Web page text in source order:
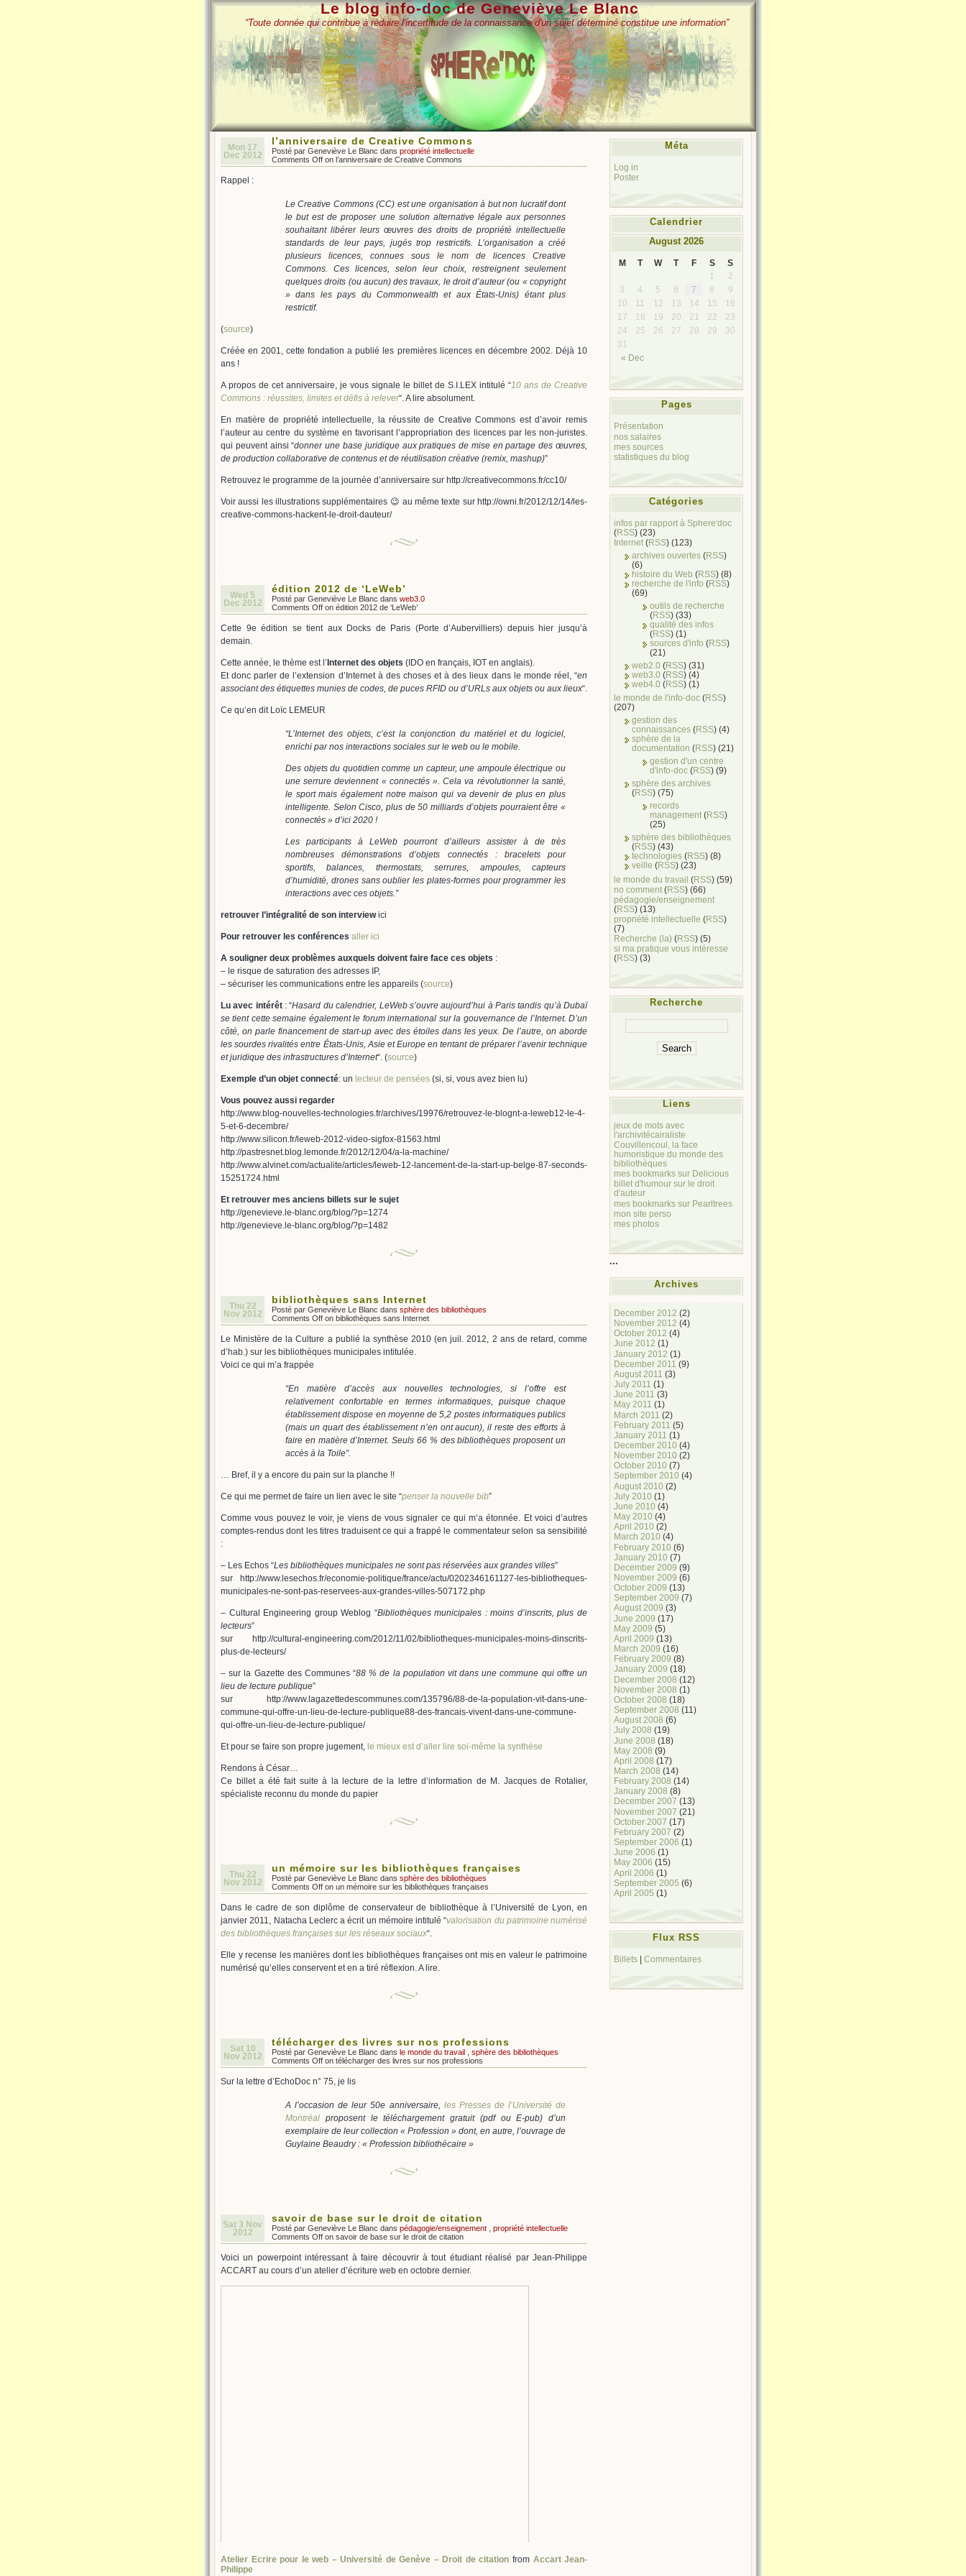
Le blog info-doc de Geneviève Le Blanc
“Toute donnée qui contribue à réduire l'incertitude de la connaissance d'un sujet déterminé constitue une information”
Mon 17
Dec 2012
l’anniversaire de Creative Commons
Posté par Geneviève Le Blanc dans propriété intellectuelle
Comments Off on l’anniversaire de Creative Commons
Rappel :
Le Creative Commons (CC) est une organisation à but non lucratif dont
le but est de proposer une solution alternative légale aux personnes
souhaitant libérer leurs œuvres des droits de propriété intellectuelle
standards de leur pays, jugés trop restrictifs. L’organisation a créé
plusieurs licences, connues sous le nom de licences Creative
Commons. Ces licences, selon leur choix, restreignent seulement
quelques droits (ou aucun) des travaux, le droit d’auteur (ou « copyright
» dans les pays du Commonwealth et aux États-Unis) étant plus
restrictif.
(source)
Créée en 2001, cette fondation a publié les premières licences en décembre 2002. Déjà 10
ans !
A propos de cet anniversaire, je vous signale le billet de S.I.LEX intitulé “10 ans de Creative
Commons : réussites, limites et défis à relever“. A lire absolument.
En matière de propriété intellectuelle, la réussite de Creative Commons est d’avoir remis
l’auteur au centre du système en favorisant l’appropriation des licences par les non-juristes.
qui peuvent ainsi “donner une base juridique aux pratiques de mise en partage des œuvres,
de production collaborative de contenus et de réutilisation créative (remix, mashup)”
Retrouvez le programme de la journée d’anniversaire sur http://creativecommons.fr/cc10/
Voir aussi les illustrations supplémentaires 😉 au même texte sur http://owni.fr/2012/12/14/les-
creative-commons-hackent-le-droit-dauteur/
Wed 5
Dec 2012
édition 2012 de ‘LeWeb’
Posté par Geneviève Le Blanc dans web3.0
Comments Off on édition 2012 de ‘LeWeb’
Cette 9e édition se tient aux Docks de Paris (Porte d’Aubervilliers) depuis hier jusqu’à
demain.
Cette année, le thème est l’ Internet des objets (IDO en français, IOT en anglais).
Et donc parler de l’extension d’Internet à des choses et à des lieux dans le monde réel, “en
associant des étiquettes munies de codes, de puces RFID ou d’URLs aux objets ou aux lieux“.
Ce qu’en dit Loïc LEMEUR
“L’Internet des objets, c’est la conjonction du matériel et du logiciel,
enrichi par nos interactions sociales sur le web ou le mobile.
Des objets du quotidien comme un capteur, une ampoule électrique ou
une serrure deviennent « connectés ». Cela va révolutionner la santé,
le sport mais également notre maison qui va devenir de plus en plus
intelligente. Selon Cisco, plus de 50 milliards d’objets pourraient être «
connectés » d’ici 2020 !
Les participants à LeWeb pourront d’ailleurs assister à de très
nombreuses démonstrations d’objets connectés : bracelets pour
sportifs, balances, thermostats, serrures, ampoules, capteurs
d’humidité, drones sans oublier les plates-formes pour programmer les
interactions avec ces objets.”
retrouver l’intégralité de son interviewici
Pour retrouver les conférences aller ici
A souligner deux problèmes auxquels doivent faire face ces objets :
– le risque de saturation des adresses IP,
– sécuriser les communications entre les appareils (source)
Lu avec intérêt: “Hasard du calendrier, LeWeb s’ouvre aujourd’hui à Paris tandis qu’à Dubaï
se tient cette semaine également le forum international sur la gouvernance de l’Internet. D’un
côté, on parle financement de start-up avec des étoiles dans les yeux. De l’autre, on aborde
les sourdes rivalités entre États-Unis, Asie et Europe en tentant de préparer l’avenir technique
et juridique des infrastructures d’Internet“. (source)
Exemple d’un objet connecté: un lecteur de pensées (si, si, vous avez bien lu)
Vous pouvez aussi regarder
http://www.blog-nouvelles-technologies.fr/archives/19976/retrouvez-le-blognt-a-leweb12-le-4-
5-et-6-decembre/
http://www.silicon.fr/leweb-2012-video-sigfox-81563.html
http://pastresnet.blog.lemonde.fr/2012/12/04/a-la-machine/
http://www.alvinet.com/actualite/articles/leweb-12-lancement-de-la-start-up-belge-87-seconds-
15251724.html
Et retrouver mes anciens billets sur le sujet
http://genevieve.le-blanc.org/blog/?p=1274
http://genevieve.le-blanc.org/blog/?p=1482
Thu 22
Nov 2012
bibliothèques sans Internet
Posté par Geneviève Le Blanc dans sphère des bibliothèques
Comments Off on bibliothèques sans Internet
Le Ministère de la Culture a publié la synthèse 2010 (en juil. 2012, 2 ans de retard, comme
d’hab.) sur les bibliothèques municipales intitulée.
Voici ce qui m’a frappée
“En matière d’accès aux nouvelles technologies, si l’offre est
relativement confortable en termes informatiques, puisque chaque
établissement dispose en moyenne de 5,2 postes informatiques publics
(mais un quart des établissement n’en ont aucun), il reste des efforts à
faire en matière d’Internet. Seuls 66 % des bibliothèques proposent un
accès à la Toile”.
… Bref, il y a encore du pain sur la planche !!
Ce qui me permet de faire un lien avec le site “penser la nouvelle bib”
Comme vous pouvez le voir, je viens de vous signaler ce qui m’a étonnée. Et voici d’autres
comptes-rendus dont les titres traduisent ce qui a frappé le commentateur selon sa sensibilité
:
– Les Echos “Les bibliothèques municipales ne sont pas réservées aux grandes villes”
sur http://www.lesechos.fr/economie-politique/france/actu/0202346161127-les-bibliotheques-
municipales-ne-sont-pas-reservees-aux-grandes-villes-507172.php
– Cultural Engineering group Weblog “Bibliothèques municipales : moins d’inscrits, plus de
lecteurs”
sur http://cultural-engineering.com/2012/11/02/bibliotheques-municipales-moins-dinscrits-
plus-de-lecteurs/
– sur la Gazette des Communes “88 % de la population vit dans une commune qui offre un
lieu de lecture publique”
sur http://www.lagazettedescommunes.com/135796/88-de-la-population-vit-dans-une-
commune-qui-offre-un-lieu-de-lecture-publique88-des-francais-vivent-dans-une-commune-
qui-offre-un-lieu-de-lecture-publique/
Et pour se faire son propre jugement, le mieux est d’aller lire soi-même la synthèse
Rendons à César…
Ce billet a été fait suite à la lecture de la lettre d’information de M. Jacques de Rotalier,
spécialiste reconnu du monde du papier
Thu 22
Nov 2012
un mémoire sur les bibliothèques françaises
Posté par Geneviève Le Blanc dans sphère des bibliothèques
Comments Off on un mémoire sur les bibliothèques françaises
Dans le cadre de son diplôme de conservateur de bibliothèque à l’Université de Lyon, en
janvier 2011, Natacha Leclerc a écrit un mémoire intitulé “valorisation du patrimoine numérisé
des bibliothèques françaises sur les réseaux sociaux“.
Elle y recense les manières dont les bibliothèques françaises ont mis en valeur le patrimoine
numérisé qu’elles conservent et en a tiré réflexion. A lire.
Sat 10
Nov 2012
télécharger des livres sur nos professions
Posté par Geneviève Le Blanc dans le monde du travail
sphère des bibliothèques
Comments Off on télécharger des livres sur nos professions
Sur la lettre d’EchoDoc n° 75, je lis
A l’occasion de leur 50e anniversaire, les Presses de l’Université de
Montréal proposent le téléchargement gratuit (pdf ou E-pub) d’un
exemplaire de leur collection « Profession » dont, en autre, l’ouvrage de
Guylaine Beaudry : « Profession bibliothécaire »
Sat 3 Nov
2012
savoir de base sur le droit de citation
Posté par Geneviève Le Blanc dans pédagogie/enseignement
propriété intellectuelle
Comments Off on savoir de base sur le droit de citation
Voici un powerpoint intéressant à faire découvrir à tout étudiant réalisé par Jean-Philippe
ACCART au cours d’un atelier d’écriture web en octobre dernier.
Atelier Ecrire pour le web – Université de Genève – Droit de citation from Accart Jean-
Philippe
Méta
Log in
Poster
Calendrier
August 2026
M T W T F S S
« Dec
1
2
3
4 5 6 7 8
9
10
11 12 13 14 15
16
17
18 19 20 21 22
23
24
25 26 27 28 29
30
31
Pages
Présentation
nos salaires
mes sources
statistiques du blog
Catégories
infos par rapport à Sphere'doc
(RSS) (23)
Internet (RSS) (123)
archives ouvertes (RSS)
(6)
histoire du Web (RSS) (8)
recherche de l'info (RSS)
(69)
outils de recherche
(RSS) (33)
qualité des infos
(RSS) (1)
sources d'info (RSS)
(21)
web2.0 (RSS) (31)
web3.0 (RSS) (4)
web4.0 (RSS) (1)
le monde de l'info-doc (RSS)
(207)
gestion des
connaissances (RSS) (4)
sphère de la
documentation (RSS) (21)
gestion d'un centre
d'info-doc (RSS) (9)
sphère des archives
(RSS) (75)
records
management (RSS)
(25)
sphère des bibliothèques
(RSS) (43)
technologies (RSS) (8)
veille (RSS) (23)
le monde du travail (RSS) (59)
no comment (RSS) (66)
pédagogie/enseignement
(RSS) (13)
propriété intellectuelle (RSS)
(7)
Recherche (la) (RSS) (5)
si ma pratique vous intéresse
(RSS) (3)
Recherche
Liens
jeux de mots avec
l'archivitécairaliste
Couvillencoul, la face
humoristique du monde des
bibliothèques
mes bookmarks sur Delicious
billet d'humour sur le droit
d'auteur
mes bookmarks sur Pearltrees
mon site perso
mes photos
...
Archives
December 2012 (2)
November 2012 (4)
October 2012 (4)
June 2012 (1)
January 2012 (1)
December 2011 (9)
August 2011 (3)
July 2011 (1)
June 2011 (3)
May 2011 (1)
March 2011 (2)
February 2011 (5)
January 2011 (1)
December 2010 (4)
November 2010 (2)
October 2010 (7)
September 2010 (4)
August 2010 (2)
July 2010 (1)
June 2010 (4)
May 2010 (4)
April 2010 (2)
March 2010 (4)
February 2010 (6)
January 2010 (7)
December 2009 (9)
November 2009 (6)
October 2009 (13)
September 2009 (7)
August 2009 (3)
June 2009 (17)
May 2009 (5)
April 2009 (13)
March 2009 (16)
February 2009 (8)
January 2009 (18)
December 2008 (12)
November 2008 (1)
October 2008 (18)
September 2008 (11)
August 2008 (6)
July 2008 (19)
June 2008 (18)
May 2008 (9)
April 2008 (17)
March 2008 (14)
February 2008 (14)
January 2008 (8)
December 2007 (13)
November 2007 (21)
October 2007 (17)
February 2007 (2)
September 2006 (1)
June 2006 (1)
May 2006 (15)
April 2006 (1)
September 2005 (6)
April 2005 (1)
Flux RSS
Billets | Commentaires